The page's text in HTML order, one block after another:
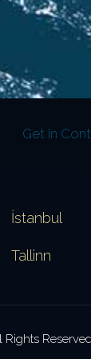
Get in
İstanbul
Tallinn